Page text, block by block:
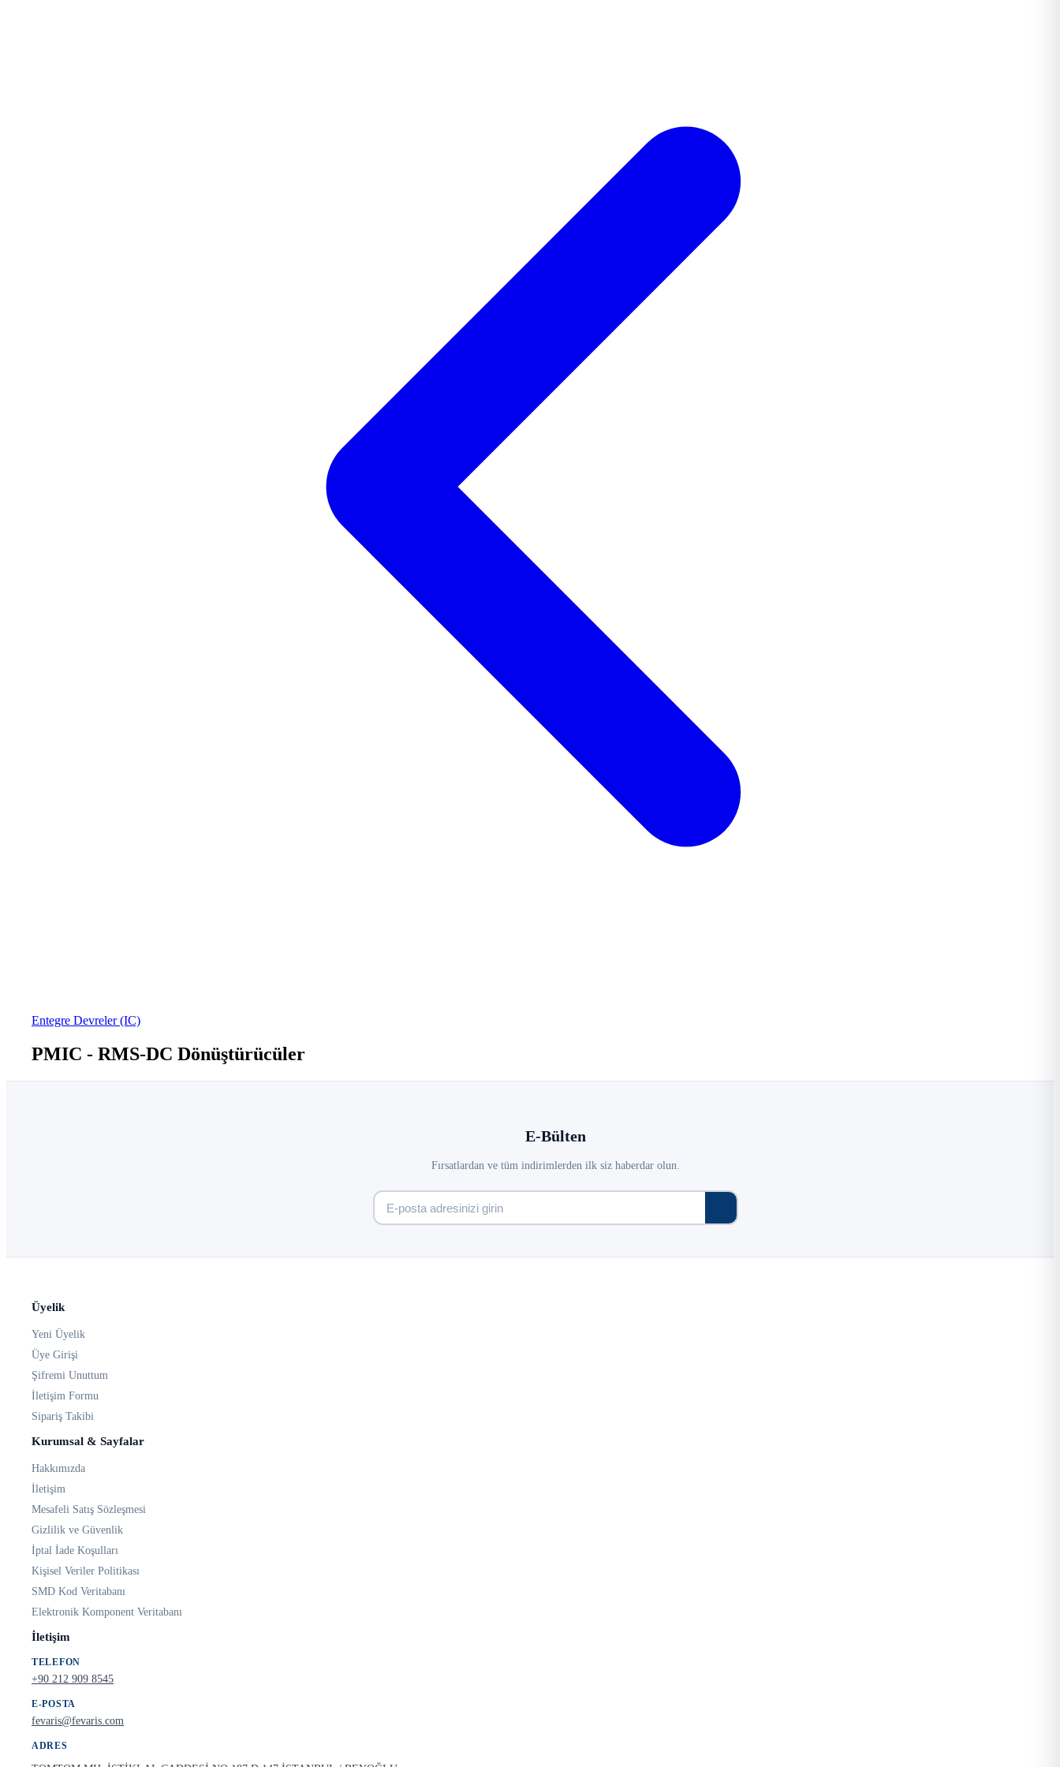
Entegre Devreler (IC)
PMIC - RMS-DC Dönüştürücüler
E-Bülten
Fırsatlardan ve tüm indirimlerden ilk siz haberdar olun.
Üyelik
Yeni Üyelik
Üye Girişi
Şifremi Unuttum
İletişim Formu
Sipariş Takibi
Kurumsal & Sayfalar
Hakkımızda
İletişim
Mesafeli Satış Sözleşmesi
Gizlilik ve Güvenlik
İptal İade Koşulları
Kişisel Veriler Politikası
SMD Kod Veritabanı
Elektronik Komponent Veritabanı
İletişim
TELEFON
+90 212 909 8545
E-POSTA
fevaris@fevaris.com
ADRES